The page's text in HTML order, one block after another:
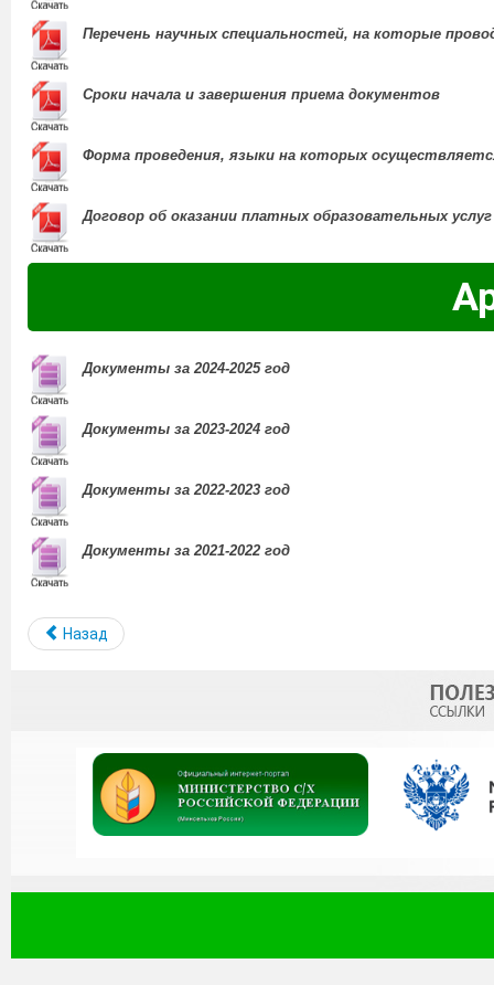
Перечень научных специальностей, на которые
Сроки начала и завершения приема документов
Форма проведения, языки на которых
Договор об оказании платных образовательных услуг
Документы за 2024-2025 год
Документы за 2023-2024 год
Документы за 2022-2023 год
Документы за 2021-2022 год
Назад